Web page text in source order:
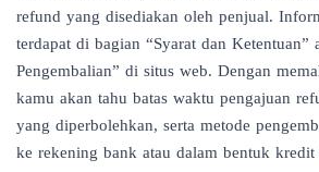
refund yang disediakan oleh penjual.
terdapat di bagian “Syarat dan Ketentuan”
Pengembalian” di situs web. Dengan
kamu akan tahu batas waktu pengajuan
yang diperbolehkan, serta metode
ke rekening bank atau dalam bentuk kredit